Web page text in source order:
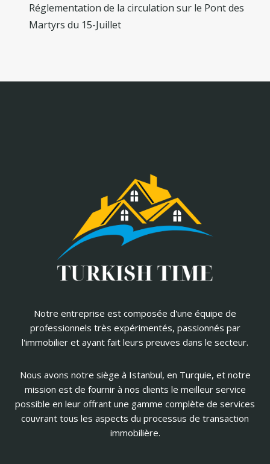
Réglementation de la circulation sur le Pont des
Martyrs du 15-Juillet
Notre entreprise est composée d'une équipe de
professionnels très expérimentés, passionnés par
l'immobilier et ayant fait leurs preuves dans le secteur.
Nous avons notre siège à Istanbul, en Turquie, et notre
mission est de fournir à nos clients le meilleur service
possible en leur offrant une gamme complète de services
couvrant tous les aspects du processus de transaction
immobilière.